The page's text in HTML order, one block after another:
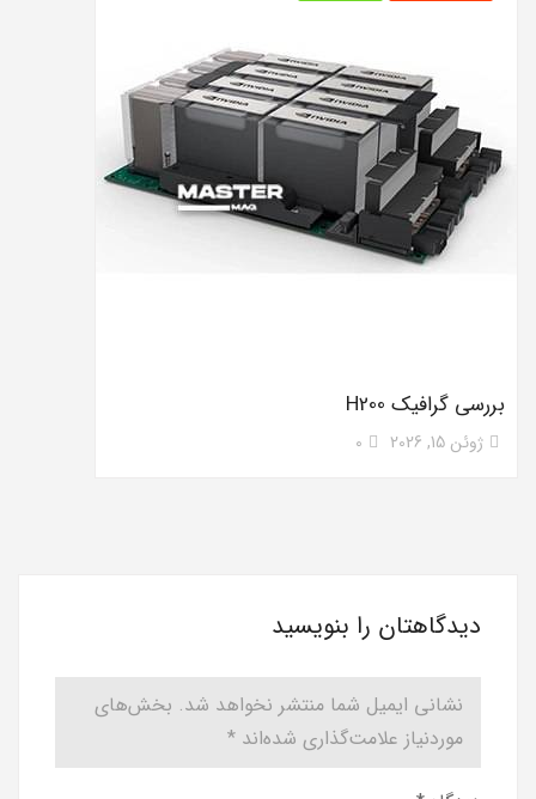
بررسی گرافیک H200
ژوئن 15, 2026 0
دیدگاهتان را بنویسید
نشانی ایمیل شما منتشر نخواهد شد. بخش‌های
موردنیاز علامت‌گذاری شده‌اند *